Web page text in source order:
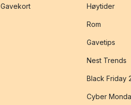
Gavekort Høytider
Rom
Gavetips
Nest Trends
Black Friday
Cyber